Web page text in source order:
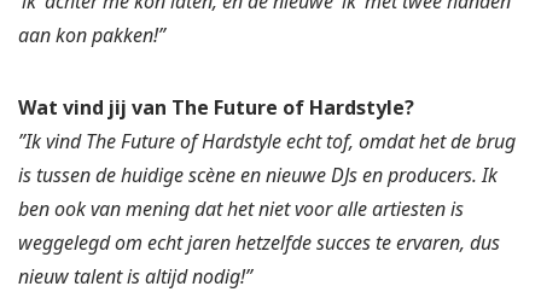
aan kon pakken!”
Wat vind jij van The Future of Hardstyle?
”Ik vind The Future of Hardstyle echt tof, omdat het de brug
is tussen de huidige scène en nieuwe DJs en producers. Ik
ben ook van mening dat het niet voor alle artiesten is
weggelegd om echt jaren hetzelfde succes te ervaren, dus
nieuw talent is altijd nodig!”